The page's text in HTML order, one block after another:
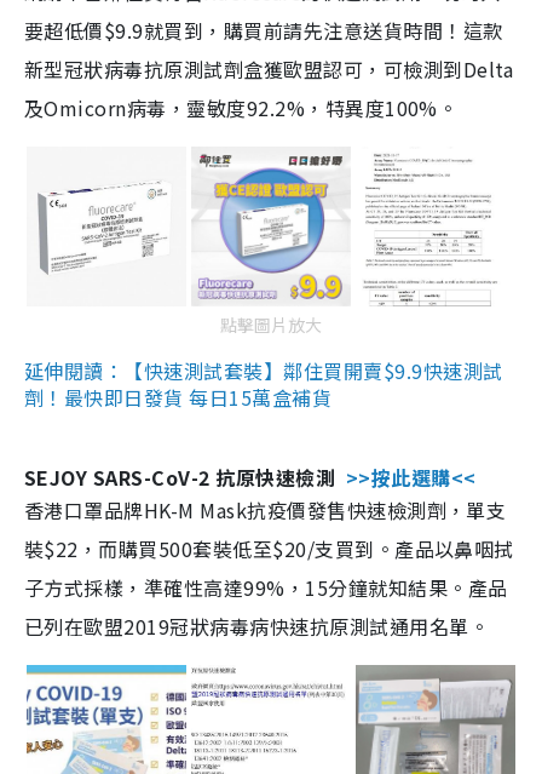
要超低價$9.9就買到，購買前請先注意送貨時間！這款
新型冠狀病毒抗原測試劑盒獲歐盟認可，可檢測到Delta
及Omicorn病毒，靈敏度92.2%，特異度100%。
點擊圖片放大
延伸閱讀：【快速測試套裝】鄰住買開賣$9.9快速測試
劑！最快即日發貨 每日15萬盒補貨
SEJOY SARS-CoV-2 抗原快速檢測 >>按此選購<<
香港口罩品牌HK-M Mask抗疫價發售快速檢測劑，單支
裝$22，而購買500套裝低至$20/支買到。產品以鼻咽拭
子方式採樣，準確性高達99%，15分鐘就知結果。產品
已列在歐盟2019冠狀病毒病快速抗原測試通用名單。